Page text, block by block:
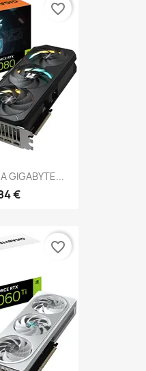
GIGABYTE...
€
favorite_border
favorite_border